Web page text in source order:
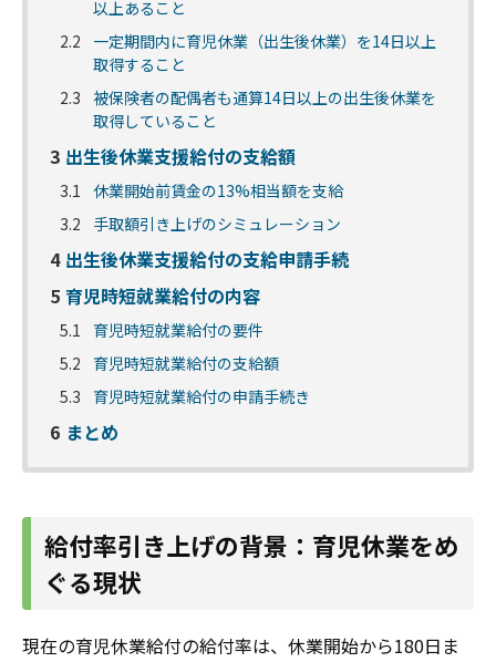
以上あること
2.2
一定期間内に育児休業（出生後休業）を14日以上
取得すること
2.3
被保険者の配偶者も通算14日以上の出生後休業を
取得していること
3 出生後休業支援給付の支給額
3.1 休業開始前賃金の13%相当額を支給
3.2
手取額引き上げのシミュレーション
4 出生後休業支援給付の支給申請手続
5 育児時短就業給付の内容
5.1
育児時短就業給付の要件
5.2
育児時短就業給付の支給額
5.3
育児時短就業給付の申請手続き
6 まとめ
給付率引き上げの背景：育児休業をめ
ぐる現状
現在の育児休業給付の給付率は、休業開始から180日ま